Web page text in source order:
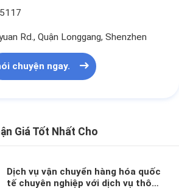
Rd., Quận Longgang, Shenzhen
chuyện ngay.
Giá Tốt Nhất Cho
Dịch vụ vận chuyển hàng hóa quốc
tế chuyên nghiệp với dịch vụ thông